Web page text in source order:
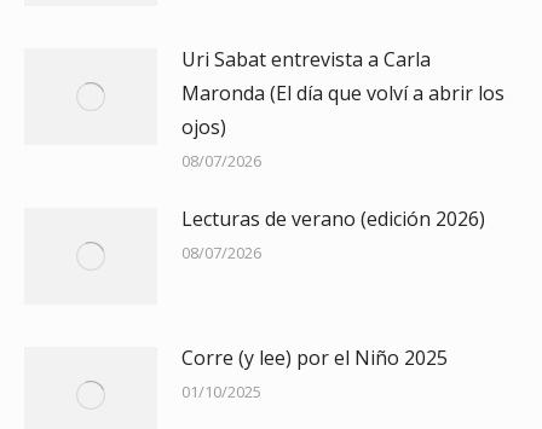
Uri Sabat entrevista a Carla
Maronda (El día que volví a abrir los
ojos)
08/07/2026
Lecturas de verano (edición 2026)
08/07/2026
Corre (y lee) por el Niño 2025
01/10/2025